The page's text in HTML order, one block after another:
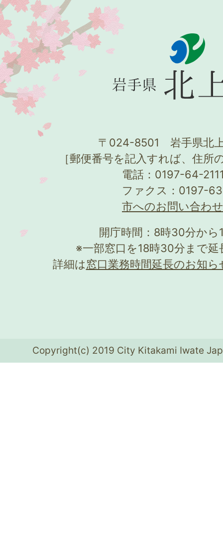
〒024-8501 岩手県北
［郵便番号を記入すれば、住所
電話：0197-64-
ファクス：0197-
市へのお問い合わ
開庁時間：8時30分か
※一部窓口を18時30分まで
詳細は窓口業務時間延長のお知ら
Copyright(c) 2019 City Kitakami Iwate